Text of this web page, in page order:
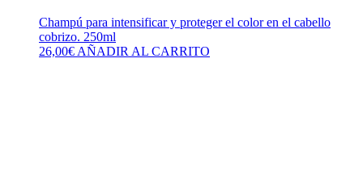
Champú para intensificar y proteger el color en el cabello
cobrizo. 250ml
26,00€ AÑADIR AL CARRITO